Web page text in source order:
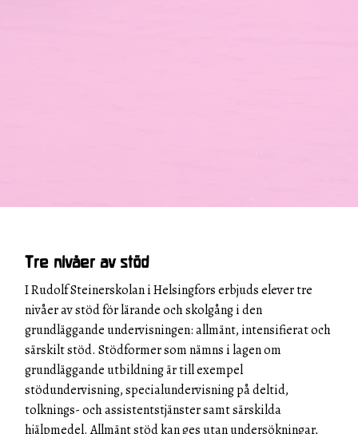
Tre nivåer av stöd
I Rudolf Steinerskolan i Helsingfors erbjuds elever tre
nivåer av stöd för lärande och skolgång i den
grundläggande undervisningen: allmänt, intensifierat och
särskilt stöd. Stödformer som nämns i lagen om
grundläggande utbildning är till exempel
stödundervisning, specialundervisning på deltid,
tolknings- och assistentstjänster samt särskilda
hjälpmedel. Allmänt stöd kan ges utan undersökningar,